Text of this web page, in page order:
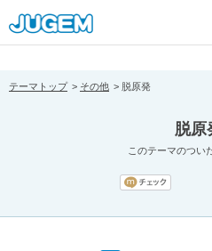
[pear_error: message="Success"
prefix="" info=""]
テーマトップ その他 脱原発
脱原
このテーマのつい